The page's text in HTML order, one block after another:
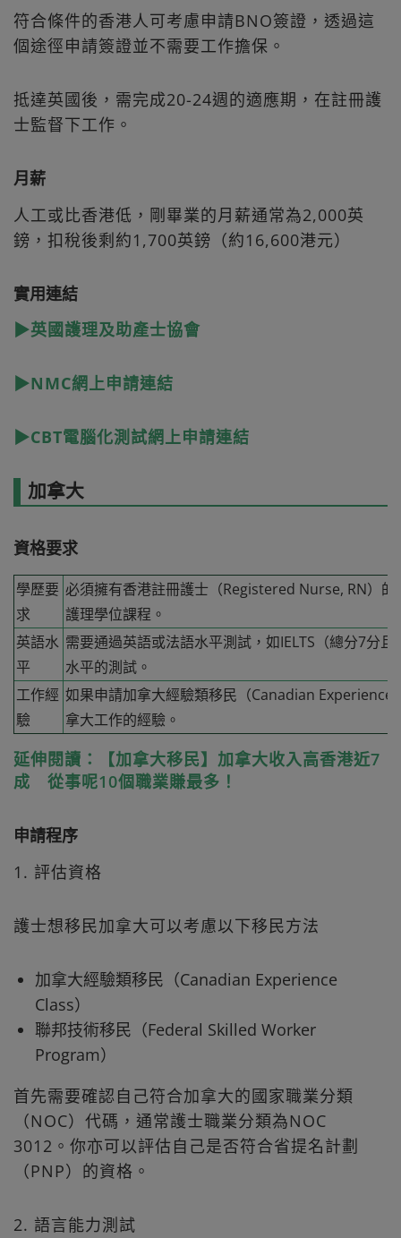
符合條件的香港人可考慮申請BNO簽證，透過這
個途徑申請簽證並不需要工作擔保。
抵達英國後，需完成20-24週的適應期，在註冊護
士監督下工作。
月薪
人工或比香港低，剛畢業的月薪通常為2,000英
鎊，扣稅後剩約1,700英鎊（約16,600港元）
實用連結
▶英國護理及助產士協會
▶NMC網上申請連結
▶CBT電腦化測試網上申請連結
加拿大
資格要求
學歷要
求
必須擁有香港註冊護士（Registered Nurse, RN）
護理學位課程。
英語水
平
需要通過英語或法語水平測試，如IELTS（總分7分
水平的測試。
工作經
驗
如果申請加拿大經驗類移民（Canadian Experience
拿大工作的經驗。
延伸閱讀：【加拿大移民】加拿大收入高香港近7
成 從事呢10個職業賺最多！
申請程序
1. 評估資格
護士想移民加拿大可以考慮以下移民方法
加拿大經驗類移民（Canadian Experience
Class）
聯邦技術移民（Federal Skilled Worker
Program）
首先需要確認自己符合加拿大的國家職業分類
（NOC）代碼，通常護士職業分類為NOC
3012。你亦可以評估自己是否符合省提名計劃
（PNP）的資格。
2. 語言能力測試